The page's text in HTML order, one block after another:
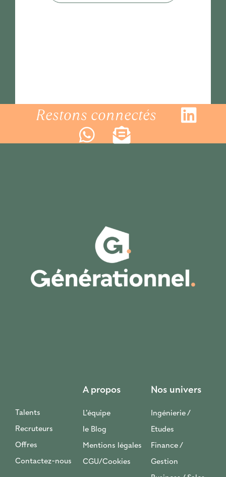
Restons connectés
Talents
Recruteurs
Offres
Contactez-nous
A propos
L’équipe
le Blog
Mentions légales
CGU/Cookies
Nos univers
Ingénierie /
Etudes
Finance /
Gestion